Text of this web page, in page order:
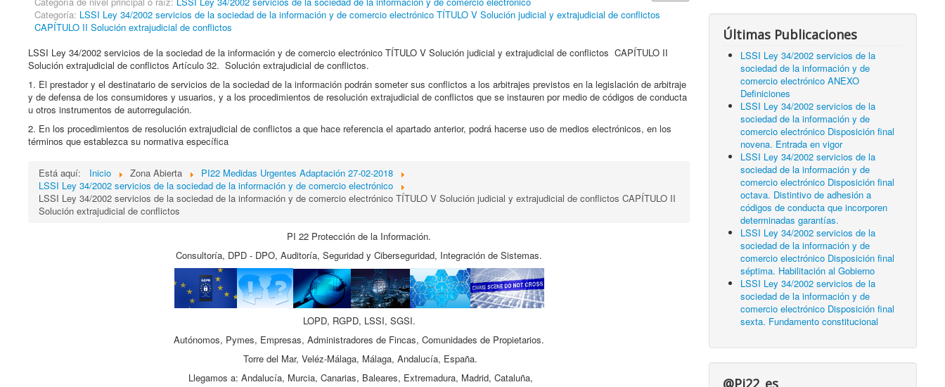
Categoría: LSSI Ley 34/2002 servicios de la sociedad de la información y de comercio electrónico TÍTULO V Solución judicial y extrajudicial de conflictos
CAPÍTULO II Solución extrajudicial de conflictos
LSSI Ley 34/2002 servicios de la sociedad de la información y de comercio electrónico TÍTULO V Solución judicial y extrajudicial de conflictos CAPÍTULO II
Solución extrajudicial de conflictos Artículo 32. Solución extrajudicial de conflictos.
1. El prestador y el destinatario de servicios de la sociedad de la información podrán someter sus conflictos a los arbitrajes previstos en la legislación de arbitraje
y de defensa de los consumidores y usuarios, y a los procedimientos de resolución extrajudicial de conflictos que se instauren por medio de códigos de conducta
u otros instrumentos de autorregulación.
2. En los procedimientos de resolución extrajudicial de conflictos a que hace referencia el apartado anterior, podrá hacerse uso de medios electrónicos, en los
términos que establezca su normativa específica
Está aquí: Inicio Zona Abierta
PI22 Medidas Urgentes Adaptación 27-02-2018
LSSI Ley 34/2002 servicios de la sociedad de la información y de comercio electrónico
LSSI Ley 34/2002 servicios de la sociedad de la información y de comercio electrónico TÍTULO V Solución judicial y extrajudicial de conflictos CAPÍTULO II
Solución extrajudicial de conflictos
PI 22 Protección de la Información.
Consultoría, DPD - DPO, Auditoría, Seguridad y Ciberseguridad, Integración de Sistemas.
LOPD, RGPD, LSSI, SGSI.
Autónomos, Pymes, Empresas, Administradores de Fincas, Comunidades de Propietarios.
Torre del Mar, Veléz-Málaga, Málaga, Andalucía, España.
Llegamos a: Andalucía, Murcia, Canarias, Baleares, Extremadura, Madrid, Cataluña,
Últimas Publicaciones
LSSI Ley 34/2002 servicios de la
sociedad de la información y de
comercio electrónico ANEXO
Definiciones
LSSI Ley 34/2002 servicios de la
sociedad de la información y de
comercio electrónico Disposición final
novena. Entrada en vigor
LSSI Ley 34/2002 servicios de la
sociedad de la información y de
comercio electrónico Disposición final
octava. Distintivo de adhesión a
códigos de conducta que incorporen
determinadas garantías.
LSSI Ley 34/2002 servicios de la
sociedad de la información y de
comercio electrónico Disposición final
séptima. Habilitación al Gobierno
LSSI Ley 34/2002 servicios de la
sociedad de la información y de
comercio electrónico Disposición final
sexta. Fundamento constitucional
@Pi22_es